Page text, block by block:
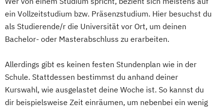
ein Vollzeitstudium bzw. Präsenzstudium. Hier besuchst du
als Studierende/r die Universität vor Ort, um deinen
Bachelor- oder Masterabschluss zu erarbeiten.
Allerdings gibt es keinen festen Stundenplan wie in der
Schule. Stattdessen bestimmst du anhand deiner
Kurswahl, wie ausgelastet deine Woche ist. So kannst du
dir beispielsweise Zeit einräumen, um nebenbei ein wenig